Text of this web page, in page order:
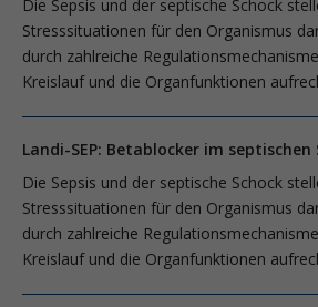
Die Sepsis und der septische Schock
Stresssituationen für den Organismus
durch zahlreiche
Kreislauf und die Organfunktionen
Landi-SEP: Betablocker im septischen
Die Sepsis und der septische Schock
Stresssituationen für den Organismus
durch zahlreiche
Kreislauf und die Organfunktionen